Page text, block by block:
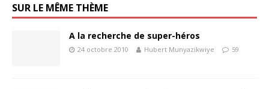
SUR LE MÊME THÈME
A la recherche de super-héros
24 octobre 2010 Hubert Munyazikwiye 59